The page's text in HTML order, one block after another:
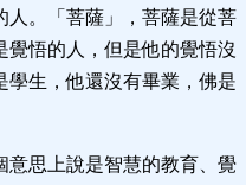
人。「菩薩」，菩薩是從菩
悟的人，但是他的覺悟沒
學生，他還沒有畢業，佛是
意思上說是智慧的教育、覺